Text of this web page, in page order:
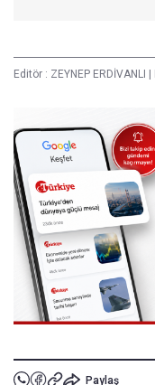
Editör : ZEYNEP ERDİVANLI
Paylaş